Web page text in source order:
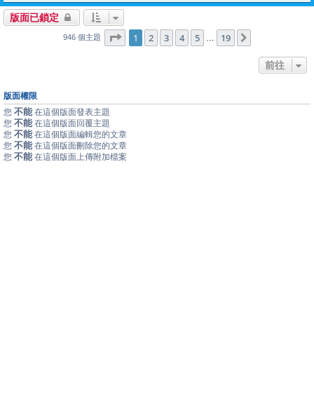
版面已鎖定
946 個主題 第1 頁 (共 19頁)
1 2 3 4 5 … 19
前往
版面權限
您 不能 在這個版面發表主題
您 不能 在這個版面回覆主題
您 不能 在這個版面編輯您的文章
您 不能 在這個版面刪除您的文章
您 不能 在這個版面上傳附加檔案